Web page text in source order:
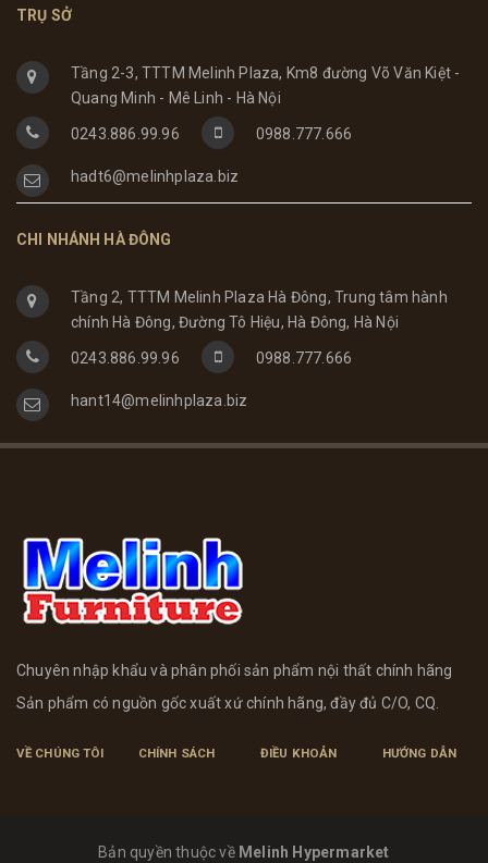
TRỤ SỞ
Tầng 2-3, TTTM Melinh Plaza, Km8 đường Võ Văn Kiệt -
Quang Minh - Mê Linh - Hà Nội
0243.886.99.96 0988.777.666
hadt6@melinhplaza.biz
CHI NHÁNH HÀ ĐÔNG
Tầng 2, TTTM Melinh Plaza Hà Đông, Trung tâm hành
chính Hà Đông, Đường Tô Hiệu, Hà Đông, Hà Nội
0243.886.99.96 0988.777.666
hant14@melinhplaza.biz
Chuyên nhập khẩu và phân phối sản phẩm nội thất chính hãng
Sản phẩm có nguồn gốc xuất xứ chính hãng, đầy đủ C/O, CQ.
VỀ CHÚNG TÔI CHÍNH SÁCH ĐIỀU KHOẢN HƯỚNG DẪN
Bản quyền thuộc về Melinh Hypermarket